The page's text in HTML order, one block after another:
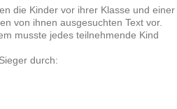
die Kinder vor ihrer Klasse und einer
von ihnen ausgesuchten Text vor.
musste jedes teilnehmende Kind
durch: